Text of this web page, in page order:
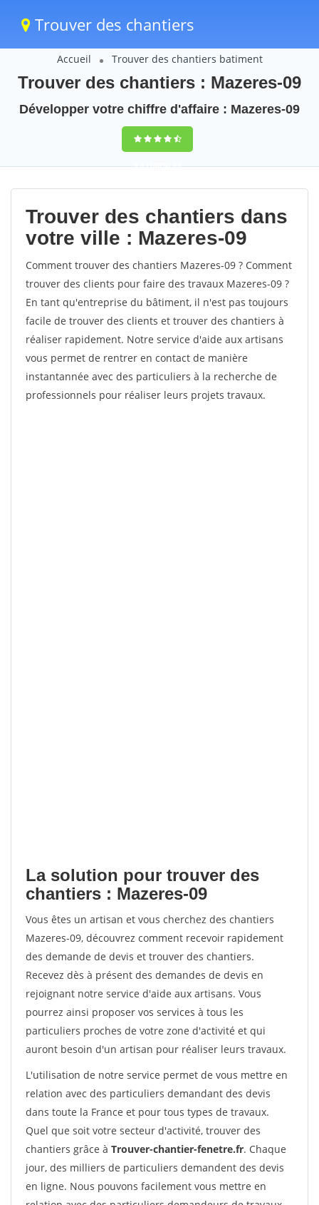
Trouver des chantiers
Accueil Trouver des chantiers batiment
Trouver des chantiers : Mazeres-09
Développer votre chiffre d'affaire : Mazeres-09
9,5(100%)43
votes
Trouver des chantiers dans
votre ville : Mazeres-09
Comment trouver des chantiers Mazeres-09 ? Comment
trouver des clients pour faire des travaux Mazeres-09 ?
En tant qu'entreprise du bâtiment, il n'est pas toujours
facile de trouver des clients et trouver des chantiers à
réaliser rapidement. Notre service d'aide aux artisans
vous permet de rentrer en contact de manière
instantannée avec des particuliers à la recherche de
professionnels pour réaliser leurs projets travaux.
La solution pour trouver des
chantiers : Mazeres-09
Vous êtes un artisan et vous cherchez des chantiers
Mazeres-09, découvrez comment recevoir rapidement
des demande de devis et trouver des chantiers.
Recevez dès à présent des demandes de devis en
rejoignant notre service d'aide aux artisans. Vous
pourrez ainsi proposer vos services à tous les
particuliers proches de votre zone d'activité et qui
auront besoin d'un artisan pour réaliser leurs travaux.
L'utilisation de notre service permet de vous mettre en
relation avec des particuliers demandant des devis
dans toute la France et pour tous types de travaux.
Quel que soit votre secteur d'activité, trouver des
chantiers grâce à Trouver-chantier-fenetre.fr. Chaque
jour, des milliers de particuliers demandent des devis
en ligne. Nous pouvons facilement vous mettre en